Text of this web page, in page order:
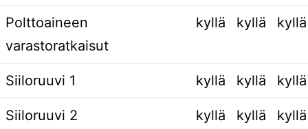
Polttoaineen
varastoratkaisut
kyllä kyllä kyllä
Siiloruuvi 1 kyllä kyllä kyllä
Siiloruuvi 2 kyllä kyllä kyllä